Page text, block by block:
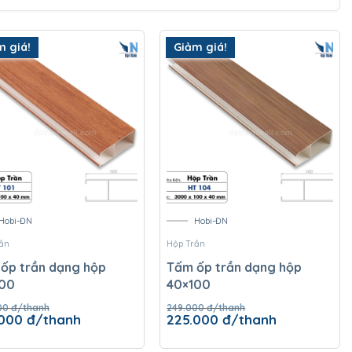
giá!
Hobi-ĐN
trần dạng hộp
đ/thanh
đ/thanhGiá
hiện
Giảm giá!
Hobi-ĐN
Hộp Trần
Tấm ốp trần dạng hộp
40×100
249.000đ/thanh
Giá
gốc
225.000đ/thanh